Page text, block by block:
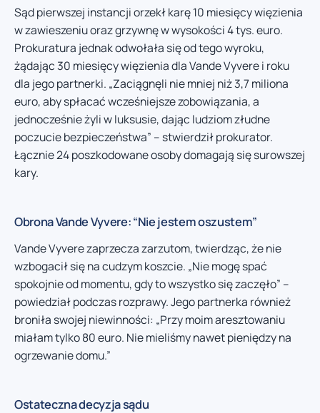
Sąd pierwszej instancji orzekł karę 10 miesięcy więzienia
w zawieszeniu oraz grzywnę w wysokości 4 tys. euro.
Prokuratura jednak odwołała się od tego wyroku,
żądając 30 miesięcy więzienia dla Vande Vyvere i roku
dla jego partnerki. „Zaciągnęli nie mniej niż 3,7 miliona
euro, aby spłacać wcześniejsze zobowiązania, a
jednocześnie żyli w luksusie, dając ludziom złudne
poczucie bezpieczeństwa” – stwierdził prokurator.
Łącznie 24 poszkodowane osoby domagają się surowszej
kary.
Obrona Vande Vyvere: “Nie jestem oszustem”
Vande Vyvere zaprzecza zarzutom, twierdząc, że nie
wzbogacił się na cudzym koszcie. „Nie mogę spać
spokojnie od momentu, gdy to wszystko się zaczęło” –
powiedział podczas rozprawy. Jego partnerka również
broniła swojej niewinności: „Przy moim aresztowaniu
miałam tylko 80 euro. Nie mieliśmy nawet pieniędzy na
ogrzewanie domu.”
Ostateczna decyzja sądu